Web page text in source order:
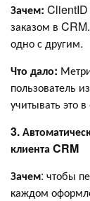
Зачем: ClientID
заказом в
одно с другим.
Что дало:
пользователь
учитывать это
3.
клиента CRM
Зачем: чтобы
каждом